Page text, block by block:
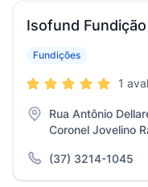
Isofund
Fundições
1
Rua Antônio
Coronel Jovelino
(37) 3214-1045